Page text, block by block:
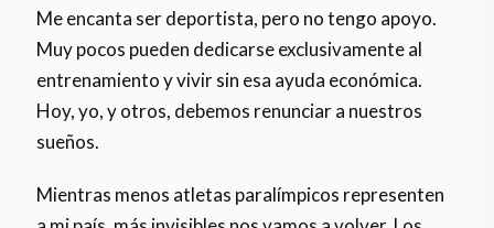
Me encanta ser deportista, pero no tengo apoyo.
Muy pocos pueden dedicarse exclusivamente al
entrenamiento y vivir sin esa ayuda económica.
Hoy, yo, y otros, debemos renunciar a nuestros
sueños.
Mientras menos atletas paralímpicos representen